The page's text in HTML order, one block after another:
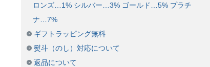
ロンズ…1% シルバー…3% ゴールド…5% プラチ
ナ…7%
ギフトラッピング無料
熨斗（のし）対応について
返品について